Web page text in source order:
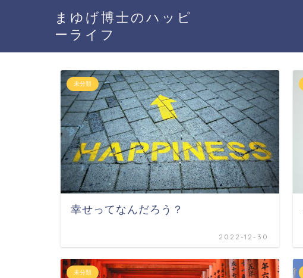
まゆげ博士のハッピ
ーライフ
未分類
幸せってなんだろう？
2022-12-30
未分類